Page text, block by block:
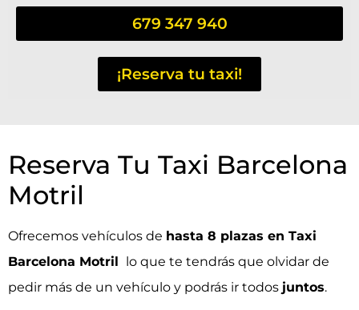
679 347 940
¡Reserva tu taxi!
Reserva Tu Taxi Barcelona
Motril
Ofrecemos vehículos de hasta 8 plazas en Taxi
Barcelona Motril lo que te tendrás que olvidar de
pedir más de un vehículo y podrás ir todos juntos.